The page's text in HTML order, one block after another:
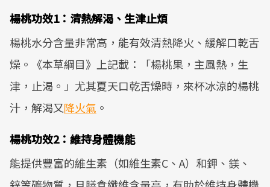
楊桃功效1：清熱解渴、生津止煩
楊桃水分含量非常高，能有效清熱降火、緩解口乾舌
燥。《本草綱目》上記載：「楊桃果，主風熱，生
津，止渴。」尤其夏天口乾舌燥時，來杯冰涼的楊桃
汁，解渴又降火氣 。
楊桃功效2：維持身體機能
能提供豐富的維生素（如維生素C、A）和鉀、鎂、